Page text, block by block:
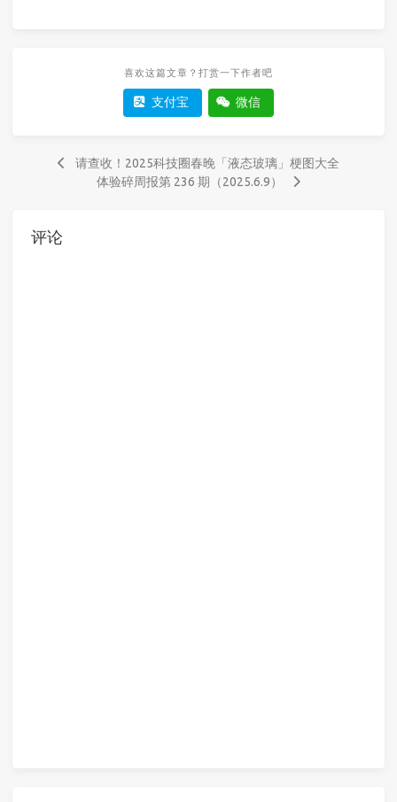
喜欢这篇文章？打赏一下作者吧
支付宝 微信
请查收！2025科技圈春晚「液态玻璃」梗图大全
体验碎周报第 236 期（2025.6.9）
评论